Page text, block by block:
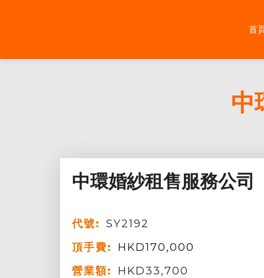
首
中
中環婚紗租售服務公司
代號: SY2192
頂手費:
HKD170,000
營業額:
HKD33,700